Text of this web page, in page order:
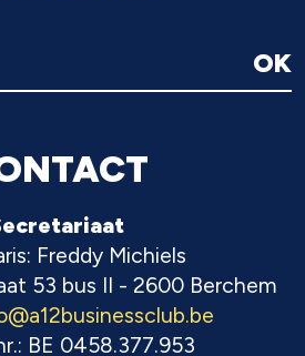
OK
Freddy Michiels
53 bus II - 2600 Berchem
BE 0458.377.953